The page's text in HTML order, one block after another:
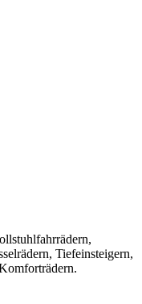
Tiefeinsteigern,